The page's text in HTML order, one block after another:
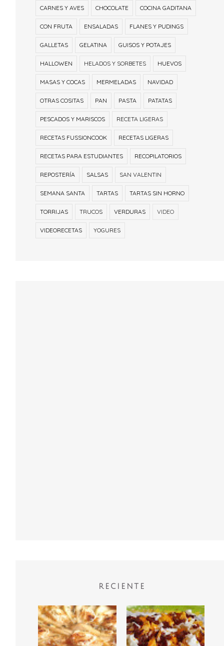
CARNES Y AVES CHOCOLATE COCINA GADITANA
CON FRUTA ENSALADAS FLANES Y PUDINGS
GALLETAS GELATINA GUISOS Y POTAJES
HALLOWEN HELADOS Y SORBETES HUEVOS
MASAS Y COCAS MERMELADAS NAVIDAD
OTRAS COSITAS PAN PASTA PATATAS
PESCADOS Y MARISCOS RECETA LIGERAS
RECETAS FUSSIONCOOK RECETAS LIGERAS
RECETAS PARA ESTUDIANTES RECOPILATORIOS
REPOSTERÍA SALSAS SAN VALENTIN
SEMANA SANTA TARTAS TARTAS SIN HORNO
TORRIJAS TRUCOS VERDURAS VIDEO
VIDEORECETAS YOGURES
RECIENTE